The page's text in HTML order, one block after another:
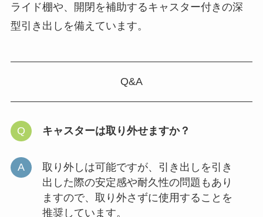
ライド棚や、開閉を補助するキャスター付きの深
型引き出しを備えています。
Q&A
キャスターは取り外せますか？
取り外しは可能ですが、引き出しを引き
出した際の安定感や耐久性の問題もあり
ますので、取り外さずに使用することを
推奨しています。